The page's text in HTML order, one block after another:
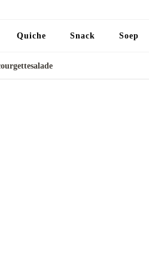
Quiche Snack Soep